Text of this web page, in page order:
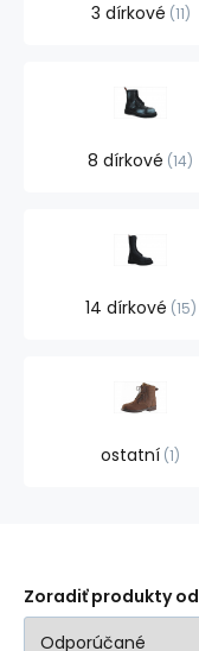
3 dírkové 11
8 dírkové 14
14 dírkové 15
ostatní 1
Zoradiť produkty od